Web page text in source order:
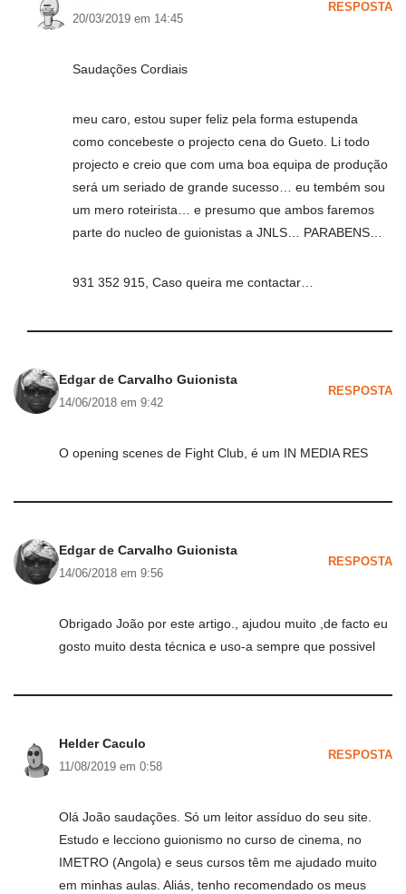
20/03/2019 em 14:45
RESPOSTA
Saudações Cordiais
meu caro, estou super feliz pela forma estupenda
como concebeste o projecto cena do Gueto. Li todo
projecto e creio que com uma boa equipa de produção
será um seriado de grande sucesso… eu tembém sou
um mero roteirista… e presumo que ambos faremos
parte do nucleo de guionistas a JNLS… PARABENS…
931 352 915, Caso queira me contactar…
Edgar de Carvalho Guionista
14/06/2018 em 9:42
RESPOSTA
O opening scenes de Fight Club, é um IN MEDIA RES
Edgar de Carvalho Guionista
14/06/2018 em 9:56
RESPOSTA
Obrigado João por este artigo., ajudou muito ,de facto eu
gosto muito desta técnica e uso-a sempre que possivel
Helder Caculo
11/08/2019 em 0:58
RESPOSTA
Olá João saudações. Só um leitor assíduo do seu site.
Estudo e lecciono guionismo no curso de cinema, no
IMETRO (Angola) e seus cursos têm me ajudado muito
em minhas aulas. Aliás, tenho recomendado os meus